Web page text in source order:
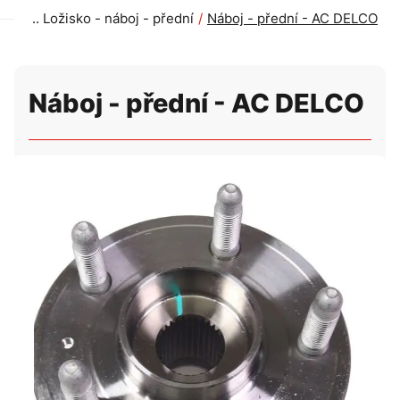
Ložisko - náboj - přední Náboj - přední - AC DELCO
Náboj - přední - AC DELCO